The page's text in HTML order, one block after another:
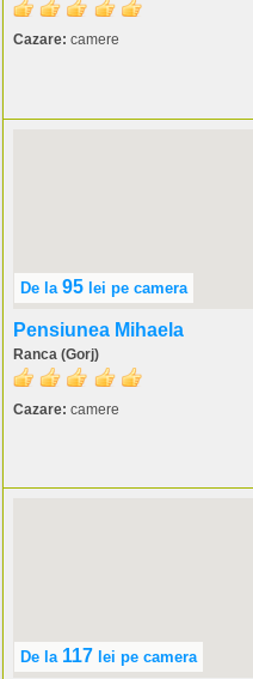
Cazare: camere
De la 95 lei pe camera
Pensiunea Mihaela
Ranca (Gorj)
Cazare: camere
De la 117 lei pe camera